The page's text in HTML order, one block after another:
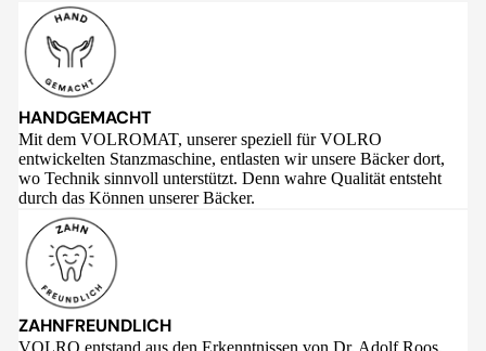
HANDGEMACHT
Mit dem VOLROMAT, unserer speziell für VOLRO
entwickelten Stanzmaschine, entlasten wir unsere Bäcker dort,
wo Technik sinnvoll unterstützt. Denn wahre Qualität entsteht
durch das Können unserer Bäcker.
ZAHNFREUNDLICH
VOLRO entstand aus den Erkenntnissen von Dr. Adolf Roos,